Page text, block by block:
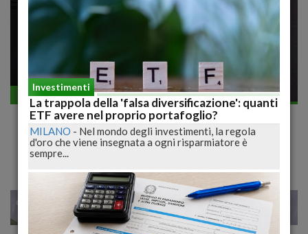
Investimenti
Criptovalute: la nuova scommessa degli
italiani?
MILANO 22 23
Investimenti
La trappola della 'falsa diversificazione': quanti
ETF avere nel proprio portafoglio?
MILANO - Nel mondo degli investimenti, la regola
d'oro che viene insegnata a ogni risparmiatore è
sempre...